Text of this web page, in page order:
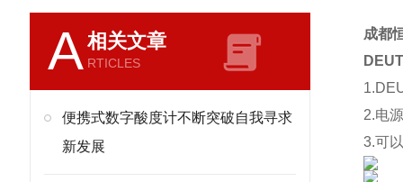
A相关文章
RTICLES
便携式数字酸度计不断突破自我寻求
新发展
成都
2.电
3.可